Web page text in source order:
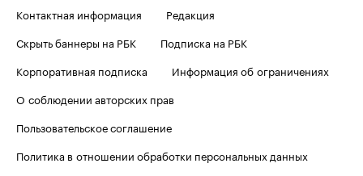
Контактная информация
Редакция
Скрыть баннеры на РБК
Подписка на РБК
Корпоративная подписка
Информация об ограничениях
О соблюдении авторских прав
Пользовательское соглашение
Политика в отношении обработки персональных данных